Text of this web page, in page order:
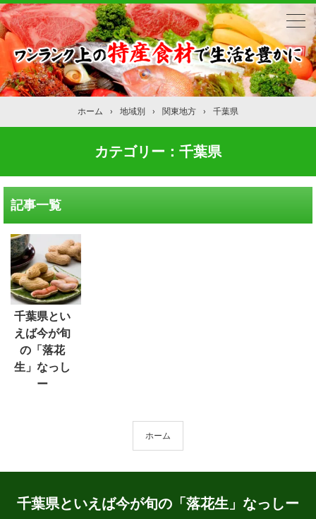
ホーム › 地域別 › 関東地方 › 千葉県
カテゴリー：千葉県
記事一覧
千葉県とい
えば今が旬
の「落花
生」なっし
ー
ホーム
千葉県といえば今が旬の「落花生」なっしー